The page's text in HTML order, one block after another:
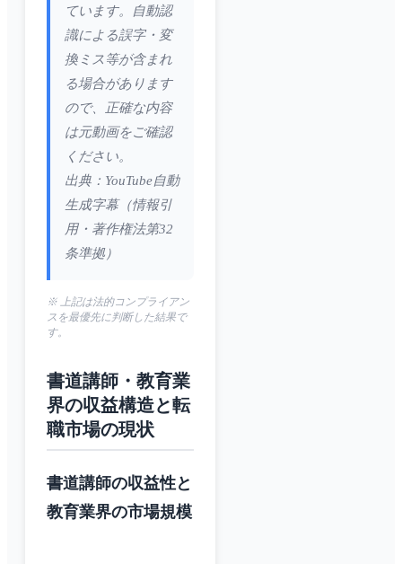
ています。自動認
識による誤字・変
換ミス等が含まれ
る場合があります
ので、正確な内容
は元動画をご確認
ください。
出典：YouTube自動
生成字幕（情報引
用・著作権法第32
条準拠）
※ 上記は法的コンプライアン
スを最優先に判断した結果で
す。
書道講師・教育業
界の収益構造と転
職市場の現状
書道講師の収益性と
教育業界の市場規模